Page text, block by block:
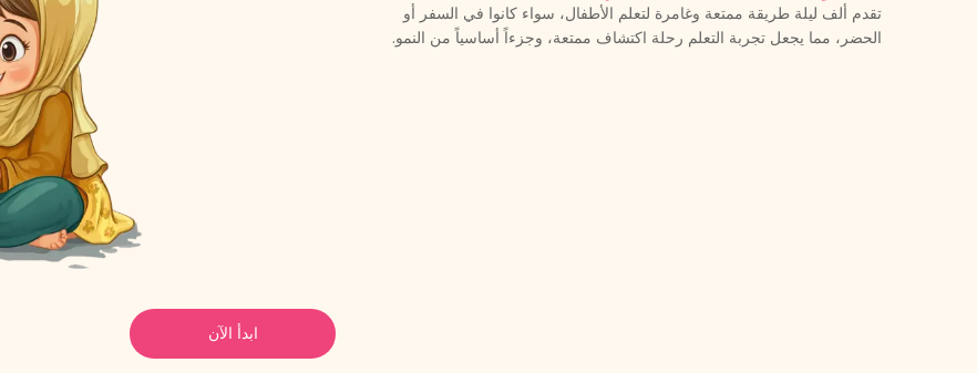
تقدم ألف ليلة طريقة ممتعة وغامرة لتعلم الأطفال، سواء كانوا في السفر أو
الحضر، مما يجعل تجربة التعلم رحلة اكتشاف ممتعة، وجزءاً أساسياً من النمو.
ابدأ الآن